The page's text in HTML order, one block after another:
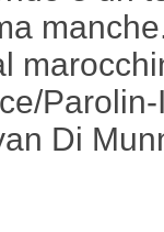
Di